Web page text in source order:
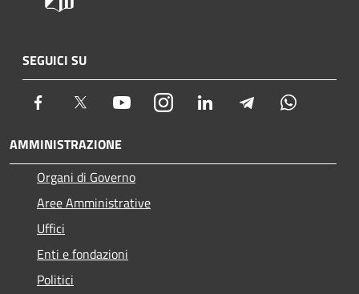
SEGUICI SU
Facebook Twitter YoutubeInstagram LinkedIn Telegram
AMMINISTRAZIONE
Organi di Governo
Aree Amministrative
Uffici
Enti e fondazioni
Politici